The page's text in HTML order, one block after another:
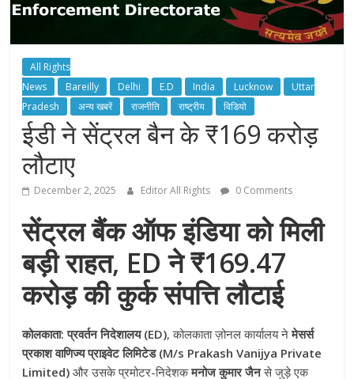
All Rights
News
Bareilly Delhi E.D India Lucknow
Uttar
Pradesh
अन्य खबरें राजनीति राष्ट्रीय विडियो
ईडी ने सेंट्रल बैन के ₹169 करोड़
लौटाए
December 2, 2025 Editor All Rights 0 Comments
सेंट्रल बैंक ऑफ इंडिया को मिली
बड़ी राहत, ED ने ₹169.47
करोड़ की कुर्क संपत्ति लौटाई
कोलकाता: प्रवर्तन निदेशालय (ED), कोलकाता ज़ोनल कार्यालय नेमेसर्स
प्रकाश वाणिज्य प्राइवेट लिमिटेड (M/s Prakash Vanijya Private
Limited) और उसके प्रमोटर-निदेशकमनोज कुमार जैनसे जुड़े एक